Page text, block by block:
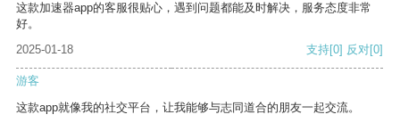
这款加速器app的客服很贴心，遇到问题都能及时解决，服务态度非常
好。
2025-01-18
支持[0] 反对[0]
游客
这款app就像我的社交平台，让我能够与志同道合的朋友一起交流。